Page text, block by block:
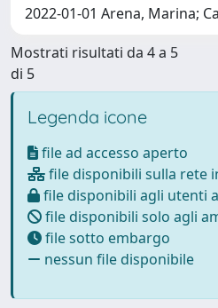
2022-01-01 Arena, Marina;
Mostrati risultati da 4 a 5
di 5
Legenda icone
file ad accesso aperto
file disponibili sulla rete
file disponibili agli utenti
file disponibili solo agli
file sotto embargo
nessun file disponibile